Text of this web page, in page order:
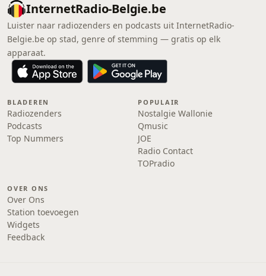
InternetRadio-Belgie.be
Luister naar radiozenders en podcasts uit InternetRadio-
Belgie.be op stad, genre of stemming — gratis op elk
apparaat.
BLADEREN
Radiozenders
Podcasts
Top Nummers
POPULAIR
Nostalgie Wallonie
Qmusic
JOE
Radio Contact
TOPradio
OVER ONS
Over Ons
Station toevoegen
Widgets
Feedback